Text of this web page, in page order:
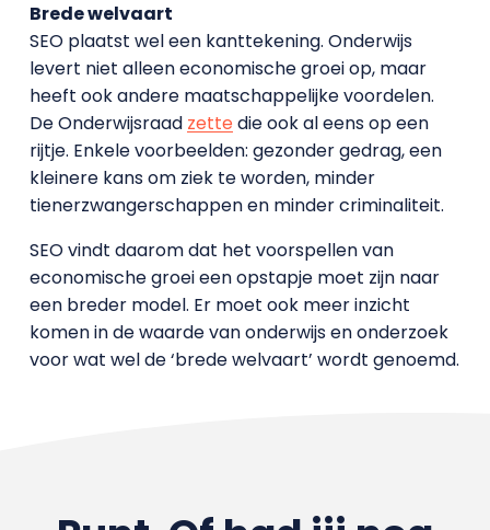
Brede welvaart
SEO plaatst wel een kanttekening. Onderwijs
levert niet alleen economische groei op, maar
heeft ook andere maatschappelijke voordelen.
De Onderwijsraad zettedie ook al eens op een
rijtje. Enkele voorbeelden: gezonder gedrag, een
kleinere kans om ziek te worden, minder
tienerzwangerschappen en minder criminaliteit.
SEO vindt daarom dat het voorspellen van
economische groei een opstapje moet zijn naar
een breder model. Er moet ook meer inzicht
komen in de waarde van onderwijs en onderzoek
voor wat wel de ‘brede welvaart’ wordt genoemd.